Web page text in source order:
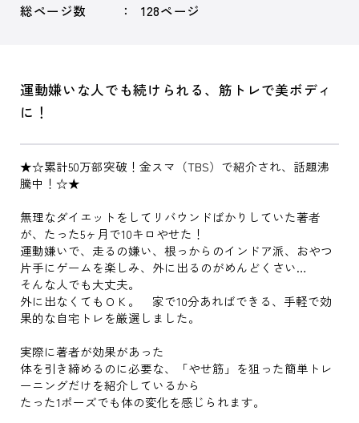
総ページ数 128ページ
運動嫌いな人でも続けられる、筋トレで美ボディ
に！
★☆累計50万部突破！金スマ（TBS）で紹介され、話題沸
騰中！☆★
無理なダイエットをしてリバウンドばかりしていた著者
が、たった5ヶ月で10キロやせた！
運動嫌いで、走るの嫌い、根っからのインドア派、おやつ
片手にゲームを楽しみ、外に出るのがめんどくさい…
そんな人でも大丈夫。
外に出なくてもＯＫ。 家で10分あればできる、手軽で効
果的な自宅トレを厳選しました。
実際に著者が効果があった
体を引き締めるのに必要な、「やせ筋」を狙った簡単トレ
ーニングだけを紹介しているから
たった1ポーズでも体の変化を感じられます。